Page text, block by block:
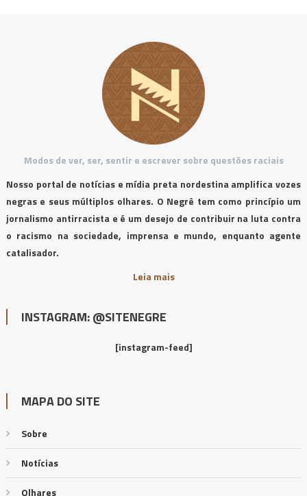
Modos de ver, ser, sentir e escrever sobre questões raciais
Nosso portal de notícias e mídia preta nordestina amplifica vozes
negras e seus múltiplos olhares. O Negrê tem como princípio um
jornalismo antirracista e é um desejo de contribuir na luta contra
o racismo na sociedade, imprensa e mundo, enquanto agente
catalisador.
Leia mais
INSTAGRAM: @SITENEGRE
[instagram-feed]
MAPA DO SITE
Sobre
Notícias
Olhares